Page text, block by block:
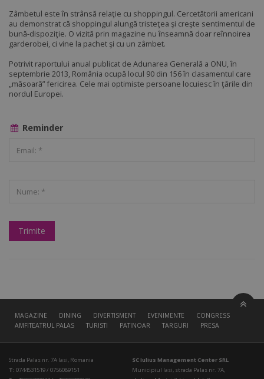
Zâmbetul este în strânsă relaţie cu shoppingul. Cercetătorii americani
au demonstrat că shoppingul alungă tristeţea şi creşte sentimentul de
bună-dispoziţie. O vizită prin magazine nu înseamnă doar reînnoirea
garderobei, ci vine la pachet şi cu un zâmbet.
Potrivit raportului anual publicat de Adunarea Generală a ONU, în
septembrie 2013, România ocupă locul 90 din 156 în clasamentul care
„măsoară” fericirea. Cele mai optimiste persoane locuiesc în ţările din
nordul Europei.
Reminder
MAGAZINE DINING DIVERTISMENT EVENIMENTE
CONGRESS HALL
AMFITEATRUL PALAS
TURISTI PATINOAR TARGURI PRESA
Strada Palas nr. 7A Iasi, Romania
T: 0744531519 / 0756089151
SC Iulius Management Center SRL
Municipiul Iasi, strada Palas nr. 7A,